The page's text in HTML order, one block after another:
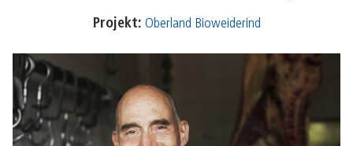
Projekt: Oberland Bioweiderind